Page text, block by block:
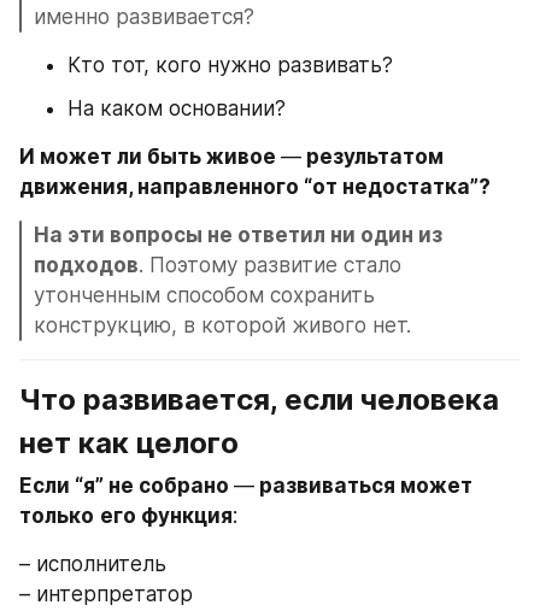
именно развивается?
Кто тот, кого нужно развивать?
На каком основании?
И может ли быть живое — результатом
движения, направленного “от недостатка”?
На эти вопросы не ответил ни один из
подходов. Поэтому развитие стало
утонченным способом сохранить
конструкцию, в которой живого нет.
Что развивается, если человека
нет как целого
Если “я” не собрано — развиваться может
только его функция:
– исполнитель
– интерпретатор